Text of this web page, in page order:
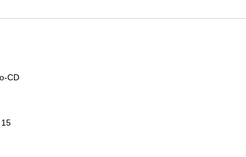
CD